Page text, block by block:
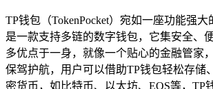
TP钱包（TokenPocket）宛如一座功能强大
是一款支持多链的数字钱包，它集安全、
多优点于一身，就像一个贴心的金融管家
保驾护航，用户可以借助TP钱包轻松存储
密货币，如比特币、以太坊、EOS等，TP